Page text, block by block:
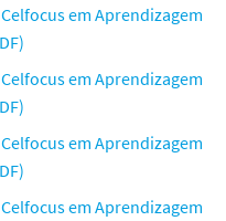
em Aprendizagem
em Aprendizagem
em Aprendizagem
em Aprendizagem